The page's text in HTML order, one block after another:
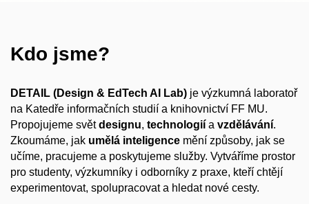
Kdo jsme?
DETAIL (Design & EdTech AI Lab) je výzkumná laboratoř
na Katedře informačních studií a knihovnictví FF MU.
Propojujeme světdesignu, technologií a vzdělávání.
Zkoumáme, jak umělá inteligence mění způsoby, jak se
učíme, pracujeme a poskytujeme služby. Vytváříme prostor
pro studenty, výzkumníky i odborníky z praxe, kteří chtějí
experimentovat, spolupracovat a hledat nové cesty.